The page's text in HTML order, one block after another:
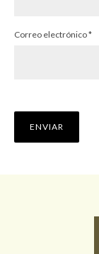
Correo electrónico*